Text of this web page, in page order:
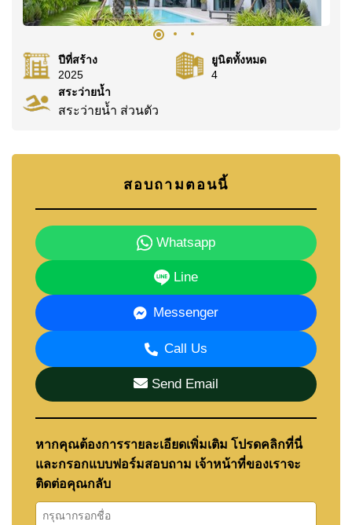
ปีที่สร้าง
2025
ยูนิตทั้งหมด
4
สระว่ายน้ำ
สระว่ายน้ำ ส่วนตัว
สอบถามตอนนี้
Whatsapp
Line
Messenger
Call Us
Send Email
หากคุณต้องการรายละเอียดเพิ่มเติม โปรดคลิกที่นี่
และกรอกแบบฟอร์มสอบถาม เจ้าหน้าที่ของเราจะ
ติดต่อคุณกลับ